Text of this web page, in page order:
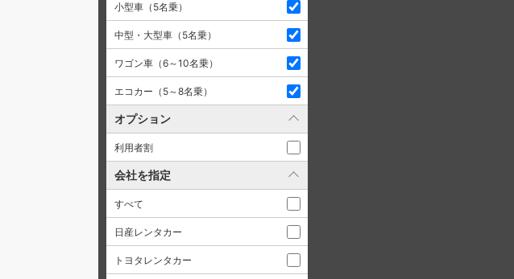
小型車（5名乗）
中型・大型車（5名乗）
ワゴン車（6～10名乗）
エコカー（5～8名乗）
オプション
利用者割
会社を指定
すべて
日産レンタカー
トヨタレンタカー